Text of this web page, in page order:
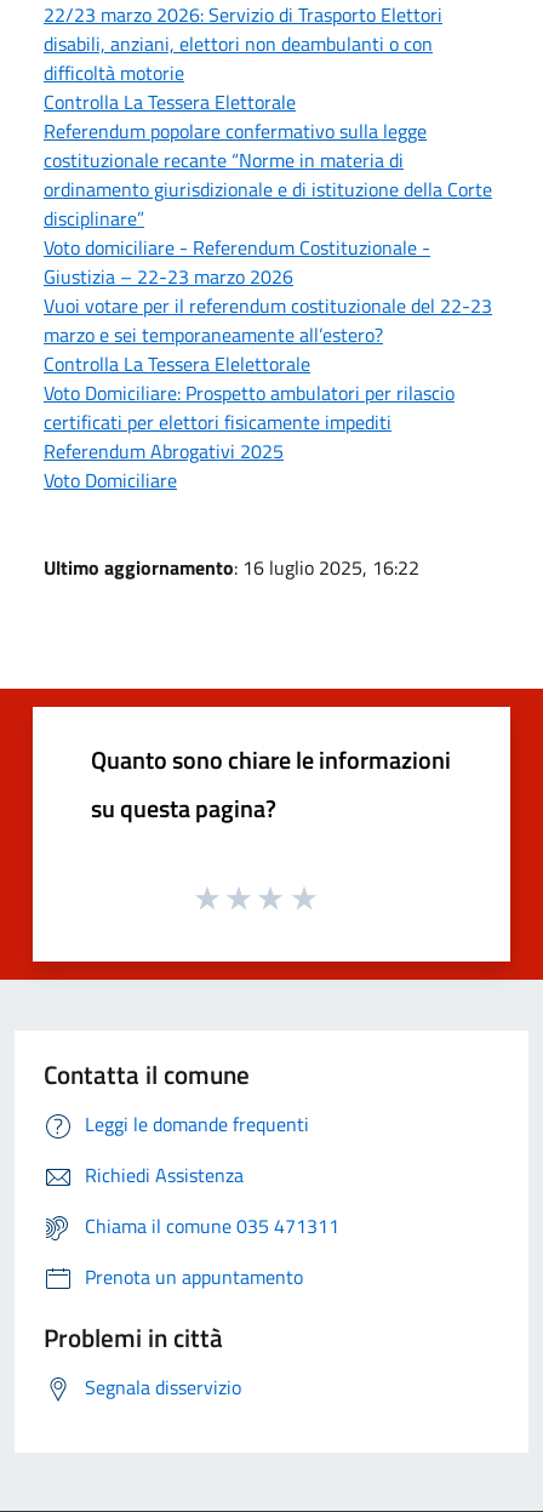
22/23 marzo 2026: Servizio di Trasporto Elettori
disabili, anziani, elettori non deambulanti o con
difficoltà motorie
Controlla La Tessera Elettorale
Referendum popolare confermativo sulla legge
costituzionale recante “Norme in materia di
ordinamento giurisdizionale e di istituzione della Corte
disciplinare”
Voto domiciliare - Referendum Costituzionale -
Giustizia – 22-23 marzo 2026
Vuoi votare per il referendum costituzionale del 22-23
marzo e sei temporaneamente all’estero?
Controlla La Tessera Elelettorale
Voto Domiciliare: Prospetto ambulatori per rilascio
certificati per elettori fisicamente impediti
Referendum Abrogativi 2025
Voto Domiciliare
Ultimo aggiornamento: 16 luglio 2025, 16:22
Quanto sono chiare le informazioni
su questa pagina?
Contatta il comune
Leggi le domande frequenti
Richiedi Assistenza
Chiama il comune 035 471311
Prenota un appuntamento
Problemi in città
Segnala disservizio